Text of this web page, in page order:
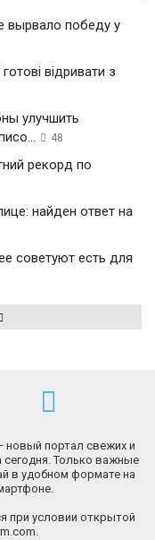
вырвало победу у
відривати з
улучшить
48
рекорд по
найден ответ на
советуют есть для
новый портал свежих и
сегодня. Только важные
в удобном формате на
при условии открытой